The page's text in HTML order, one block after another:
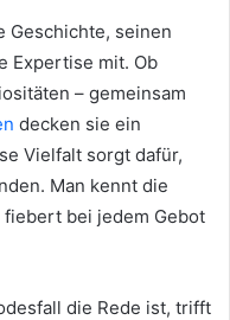
Geschichte, seinen
Expertise mit. Ob
– gemeinsam
decken sie ein
Vielfalt sorgt dafür,
Man kennt die
bei jedem Gebot
die Rede ist, trifft